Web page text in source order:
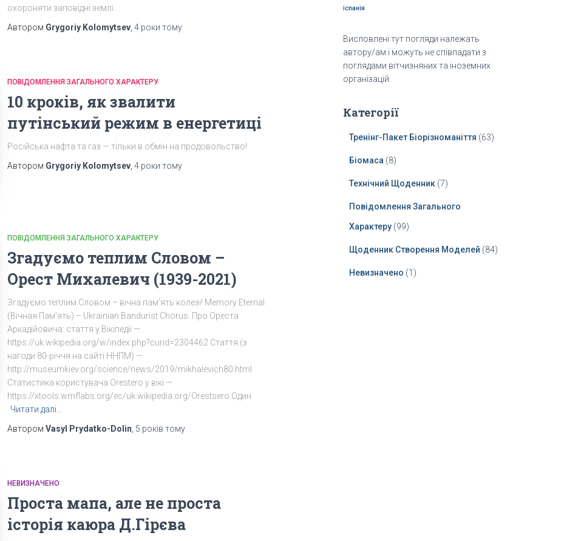
охороняти заповідні землі.
Автором Grygoriy Kolomytsev 4 роки тому
ПОВІДОМЛЕННЯ ЗАГАЛЬНОГО ХАРАКТЕРУ
10 кроків, як звалити
путінський режим в енергетиці
Російська нафта та газ — тільки в обмін на продовольство!
Автором Grygoriy Kolomytsev 4 роки тому
ПОВІДОМЛЕННЯ ЗАГАЛЬНОГО ХАРАКТЕРУ
Згадуємо теплим Словом –
Орест Михалевич (1939-2021)
Згадуємо теплим Словом – вічна пам’ять колезі! Memory Eternal
(Вічная Пам’ять) – Ukrainian Bandurist Chorus. Про Ореста
Аркадійовича: стаття у Вікіпедії —
https://uk.wikipedia.org/w/index.php?curid=2304462 Cтаття (з
нагоди 80-річчя на сайті ННПМ) —
http://museumkiev.org/science/news/2019/mikhalevich80.html
Cтатистика користувача Orestero у вікі —
https://xtools.wmflabs.org/ec/uk.wikipedia.org/Orestsero Один
Читати далі…
Автором Vasyl Prydatko-Dolin 5 років тому
НЕВИЗНАЧЕНО
Проста мапа, але не проста
історія каюра Д.Гірєва
іспанія
Висловлені тут погляди належать
автору/ам і можуть не співпадати з
поглядами вітчизняних та іноземних
організацій.
Категорії
Тренінг-Пакет Біорізноманіття (63)
Біомаса (8)
Технічний Щоденник(7)
Повідомлення Загального
Характеру(99)
Щоденник Створення Моделей (84)
Невизначено (1)